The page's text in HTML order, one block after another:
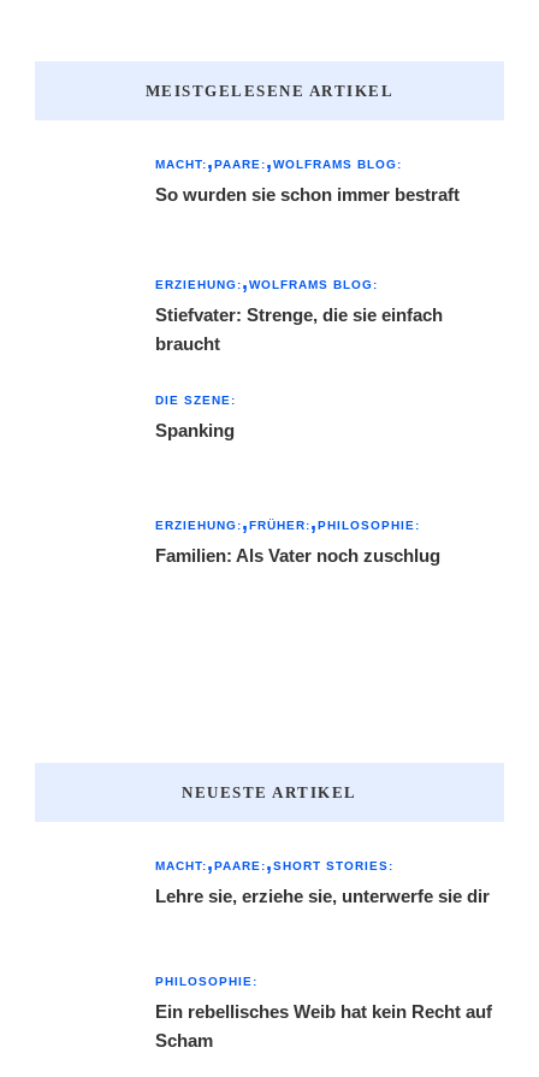
MEISTGELESENE ARTIKEL
MACHT: PAARE: WOLFRAMS BLOG:
So wurden sie schon immer bestraft
ERZIEHUNG: WOLFRAMS BLOG:
Stiefvater: Strenge, die sie einfach
braucht
DIE SZENE:
Spanking
ERZIEHUNG: FRÜHER: PHILOSOPHIE:
Familien: Als Vater noch zuschlug
NEUESTE ARTIKEL
MACHT: PAARE: SHORT STORIES:
Lehre sie, erziehe sie, unterwerfe sie dir
PHILOSOPHIE:
Ein rebellisches Weib hat kein Recht auf
Scham